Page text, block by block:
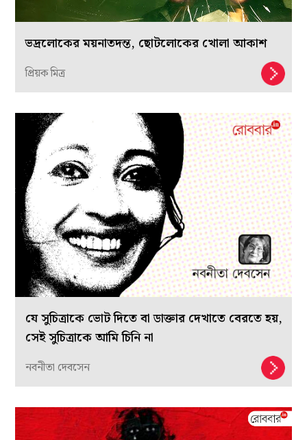
ভদ্রলোকের ময়নাতদন্ত, ছোটলোকের খোলা আকাশ
প্রিয়ক মিত্র
যে সুচিত্রাকে ভোট দিতে বা ডাক্তার দেখাতে বেরতে হয়,
সেই সুচিত্রাকে আমি চিনি না
নবনীতা দেবসেন